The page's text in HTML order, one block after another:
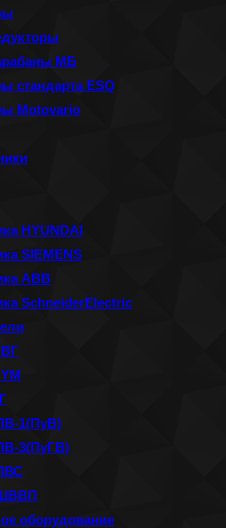
МБ
стандарта ESQ
Motovario
HYUNDAI
SIEMENS
ABB
SchneiderElectric
1(ПуВ)
3(ПуГВ)
оборудование